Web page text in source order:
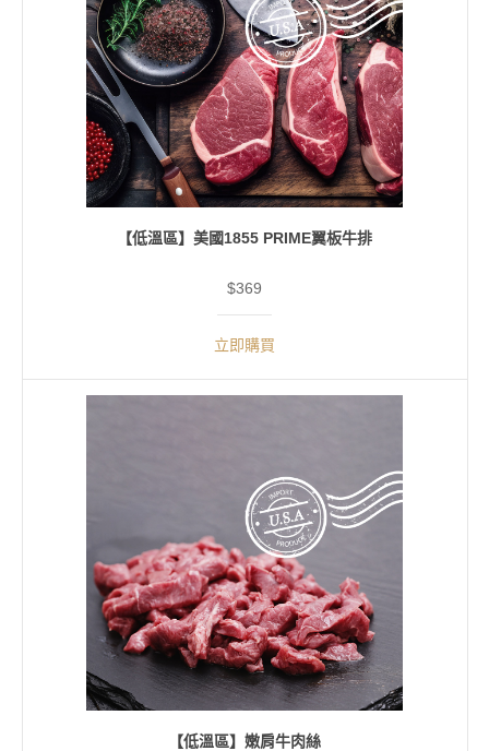
【低溫區】美國1855 PRIME翼板牛排
$369
立即購買
【低溫區】嫩肩牛肉絲